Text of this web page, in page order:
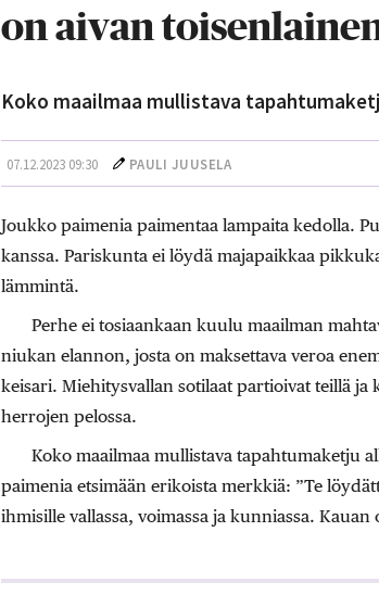
on aivan
Koko maailmaa mullistava
07.12.2023 09:30 PAULI JUUSELA
Joukko paimenia paimentaa lampaita kedolla.
kanssa. Pariskunta ei löydä majapaikkaa
lämmintä.
Perhe ei tosiaankaan kuulu maailman
niukan elannon, josta on maksettava veroa
keisari. Miehitysvallan sotilaat partioivat teillä
herrojen pelossa.
Koko maailmaa mullistava tapahtumaketju
paimenia etsimään erikoista merkkiä: ”Te
ihmisille vallassa, voimassa ja kunniassa.